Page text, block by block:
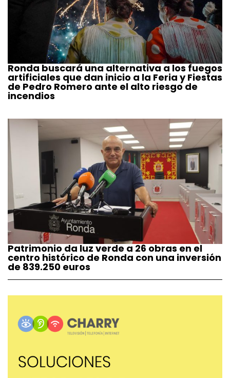
Ronda buscará una alternativa a los fuegos
artificiales que dan inicio a la Feria y Fiestas
de Pedro Romero ante el alto riesgo de
incendios
Patrimonio da luz verde a 26 obras en el
centro histórico de Ronda con una inversión
de 839.250 euros